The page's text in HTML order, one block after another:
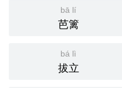
bā lí
芭篱
bá lì
拔立